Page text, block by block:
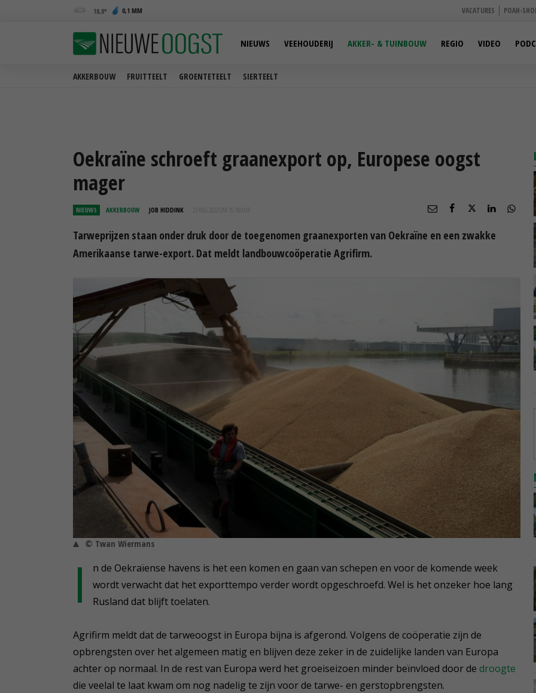
18,8 0,1 MM VACATURES POAH-
AKKERBOUW FRUITTEELT GROENTETEELT SIERTEELT
NIEUWS VEEHOUDERIJ AKKER- & TUINBOUW REGIO VIDEO
Oekraïne schroeft graanexport op, Europese oogst
mager
NIEUWS AKKERBOUW JOB HIDDINK 23 AUG 2022 OM 15:18
Tarweprijzen staan onder druk door de toegenomen graanexporten van Oekraïne en een zwakke
Amerikaanse tarwe-export. Dat meldt landbouwcoöperatie Agrifirm.
© Twan Wiermans
I
n de Oekraïense havens is het een komen en gaan van schepen en voor de komende week
wordt verwacht dat het exporttempo verder wordt opgeschroefd. Wel is het onzeker hoe lang
Rusland dat blijft toelaten.
Agrifirm meldt dat de tarweoogst in Europa bijna is afgerond. Volgens de coöperatie zijn de
opbrengsten over het algemeen matig en blijven deze zeker in de zuidelijke landen van Europa
achter op normaal. In de rest van Europa werd het groeiseizoen minder beïnvloed door de droogte
die veelal te laat kwam om nog nadelig te zijn voor de tarwe- en gerstopbrengsten.